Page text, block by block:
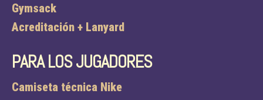
Gymsack
Acreditación + Lanyard
PARA LOS JUGADORES
Camiseta técnica Nike